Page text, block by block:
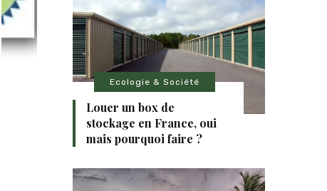
Ecologie & Société
Louer un box de
stockage en France, oui
mais pourquoi faire ?